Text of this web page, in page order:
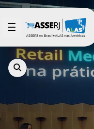
Pular para o Conteúdo